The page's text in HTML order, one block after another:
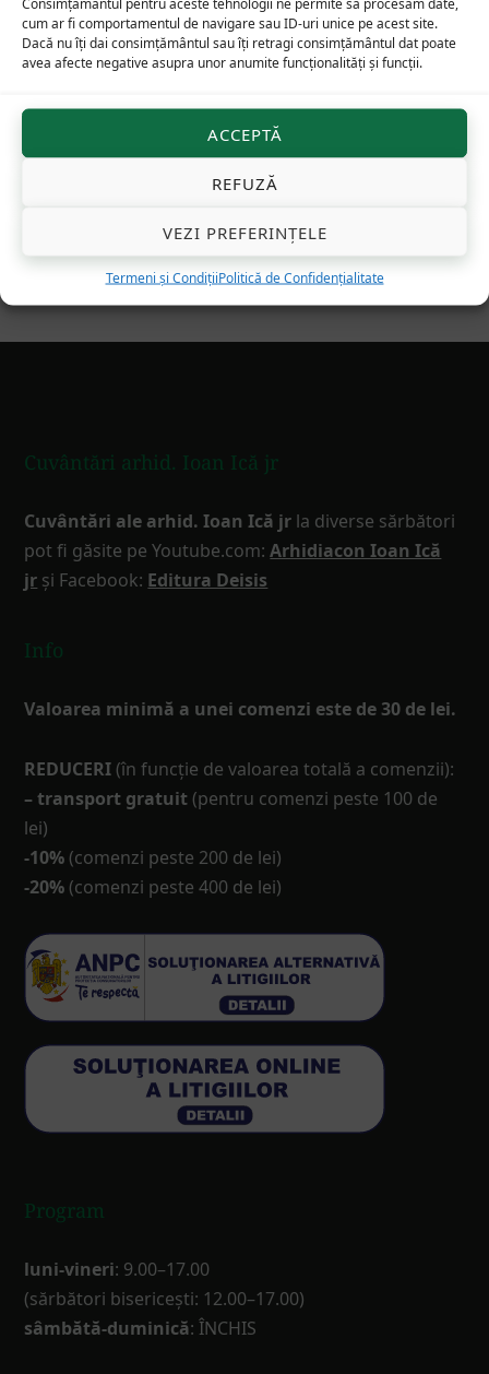
cum ar fi comportamentul de navigare sau ID-uri unice pe acest site.
Dacă nu îți dai consimțământul sau îți retragi consimțământul dat poate
avea afecte negative asupra unor anumite funcționalități și funcții.
ACCEPTĂ
REFUZĂ
VEZI PREFERINȚELE
Termeni și CondițiiPolitică de Confidențialitate
Minunatele aventuri duhovnicești
ale sfinților Nicolae din Myra și Bari
Italiei în lumea anului 1100
De altundeva, Revelația
Cuvântări arhid. Ioan Ică jr
Cuvântări ale arhid. Ioan Ică jr la diverse sărbători
pot fi găsite pe Youtube.com:Arhidiacon Ioan Ică
jr și Facebook: Editura Deisis
Info
Valoarea minimă a unei comenzi este de 30 de lei.
REDUCERI (în funcţie de valoarea totală a comenzii):
– transport gratuit (pentru comenzi peste 100 de
lei)
-10% (comenzi peste 200 de lei)
-20% (comenzi peste 400 de lei)
Program
luni-vineri: 9.00–17.00
(sărbători bisericești: 12.00–17.00)
sâmbătă-duminică: ÎNCHIS